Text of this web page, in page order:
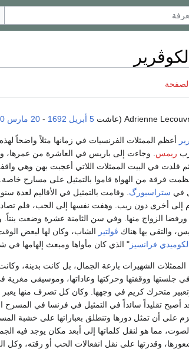
5 أبريل 1692
- 20 مارس
أعظم الممثلات الفرنسيات في زمانها مثلاً واضحاً
ريمس . وجاءت إلى باريس في العاشرة من عمرها،
قلدت في البيت الممثلات اللاتي أعجبت بهن وهي
فرقة من الهواة قاموا بالتمثيل على مسارح خاصة.
في ستراسبورگ . وقامت بالتمثيل في الأقاليم لعدة
أخرى دون ريب. وهفت نفسها إلى الحب، فلم تصادف
ورفضا الزواج منها. وفي سن الثامنة عشرة وضعت
ڤولتير
فرانسيز " الذي كان مأواها ومبعث إلهامها في
الشهيرات بارعة الجمال، بل كانت بدينة،
جلستها ووقفتها وحركتها وعاداتها، وموسيقى
وتعبير متحرك كريم في وجهها. وكان كل تصرف منها
أصبح تقليداً سائداً في التمثيل في فرنسا في
على أن تمثل دورها وتنطلق بعباراتها على خشبة
مما هو لنقل كلماتها إلى أبعد مكان يوجد فيه
وقدرتها على نقل انفعالات الحب أو رقته،